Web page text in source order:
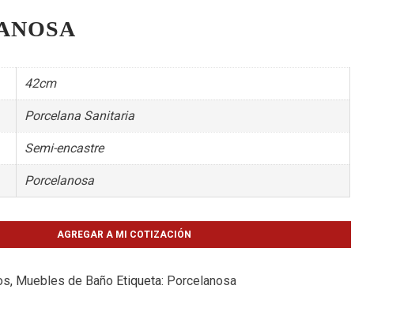
42cm
Porcelana Sanitaria
Semi-encastre
Porcelanosa
AGREGAR A MI COTIZACIÓN
, Muebles de Baño Etiqueta: Porcelanosa